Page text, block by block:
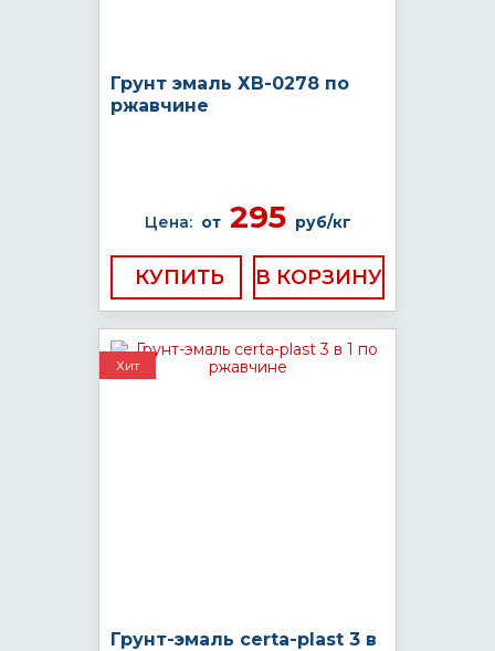
Грунт эмаль ХВ-0278 по
ржавчине
Цена: от295 руб/кг
КУПИТЬ
Хит
Грунт-эмаль certa-plast 3 в